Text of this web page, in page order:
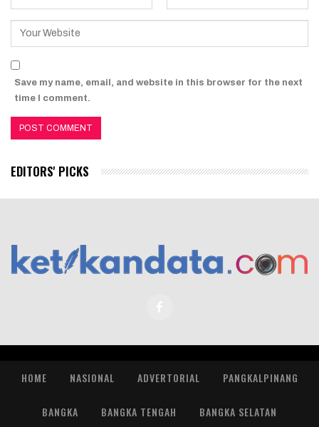
Save my name, email, and website in this browser for the next
time I comment.
EDITORS' PICKS
HOME NASIONAL ADVERTORIAL PANGKALPINANG
BANGKA BANGKA TENGAH BANGKA SELATAN